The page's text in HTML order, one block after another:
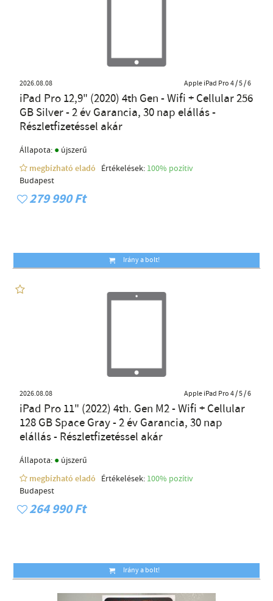
2026.08.08 Apple iPad Pro 4 / 5 / 6
iPad Pro 12,9" (2020) 4th Gen - Wifi + Cellular 256
GB Silver - 2 év Garancia, 30 nap elállás -
Részletfizetéssel akár
Állapota: ● újszerű
megbízható eladó
Értékelések: 100% pozítiv
Budapest
279 990 Ft
Irány a bolt!
2026.08.08 Apple iPad Pro 4 / 5 / 6
iPad Pro 11" (2022) 4th. Gen M2 - Wifi + Cellular
128 GB Space Gray - 2 év Garancia, 30 nap
elállás - Részletfizetéssel akár
Állapota: ● újszerű
megbízható eladó
Értékelések: 100% pozítiv
Budapest
264 990 Ft
Irány a bolt!